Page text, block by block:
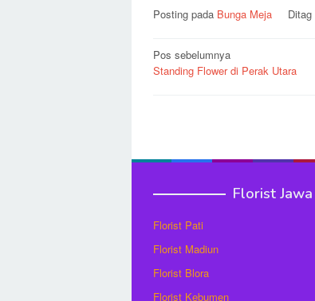
Posting pada Bunga Meja Ditag
Navigasi
pos
Pos sebelumnya
Standing Flower di Perak Utara
Florist Jawa
Florist Pati
Florist Madiun
Florist Blora
Florist Kebumen